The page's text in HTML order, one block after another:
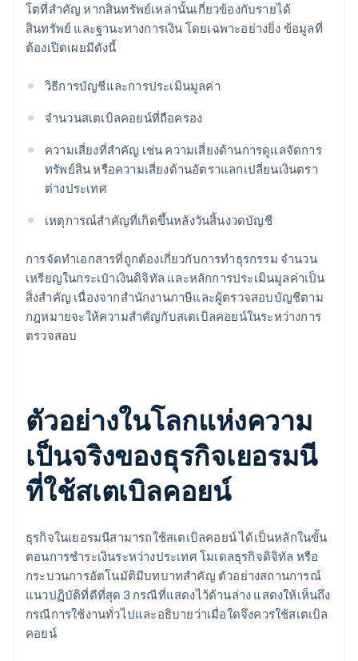
โตที่สำคัญ หากสินทรัพย์เหล่านั้นเกี่ยวข้องกับรายได้
สินทรัพย์ และฐานะทางการเงิน โดยเฉพาะอย่างยิ่ง ข้อมูลที่
ต้องเปิดเผยมีดังนี้
วิธีการบัญชีและการประเมินมูลค่า
จำนวนสเตเบิลคอยน์ที่ถือครอง
ความเสี่ยงที่สำคัญ เช่น ความเสี่ยงด้านการดูแลจัดการ
ทรัพย์สิน หรือความเสี่ยงด้านอัตราแลกเปลี่ยนเงินตรา
ต่างประเทศ
เหตุการณ์สำคัญที่เกิดขึ้นหลังวันสิ้นงวดบัญชี
การจัดทำเอกสารที่ถูกต้องเกี่ยวกับการทำธุรกรรม จำนวน
เหรียญในกระเป๋าเงินดิจิทัล และหลักการประเมินมูลค่าเป็น
สิ่งสำคัญ เนื่องจากสำนักงานภาษีและผู้ตรวจสอบบัญชีตาม
กฎหมายจะให้ความสำคัญกับสเตเบิลคอยน์ในระหว่างการ
ตรวจสอบ
ตัวอย่างในโลกแห่งความ
เป็นจริงของธุรกิจเยอรมนี
ที่ใช้สเตเบิลคอยน์
ธุรกิจในเยอรมนีสามารถใช้สเตเบิลคอยน์ ได้เป็นหลักในขั้น
ตอนการชำระเงินระหว่างประเทศ โมเดลธุรกิจดิจิทัล หรือ
กระบวนการอัตโนมัติมีบทบาทสำคัญ ตัวอย่างสถานการณ์
แนวปฏิบัติที่ดีที่สุด 3 กรณีที่แสดงไว้ด้านล่าง แสดงให้เห็นถึง
กรณีการใช้งานทั่วไปและอธิบายว่าเมื่อใดจึงควรใช้สเตเบิล
คอยน์